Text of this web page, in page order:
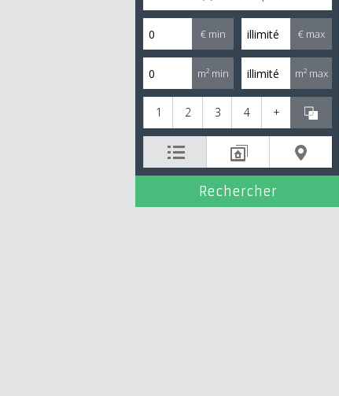
€ min € max
m² min m² max
1 2 3 4 +